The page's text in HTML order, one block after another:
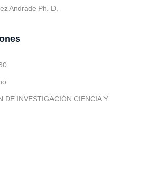
Andrade Ph. D.
DE INVESTIGACIÓN CIENCIA Y